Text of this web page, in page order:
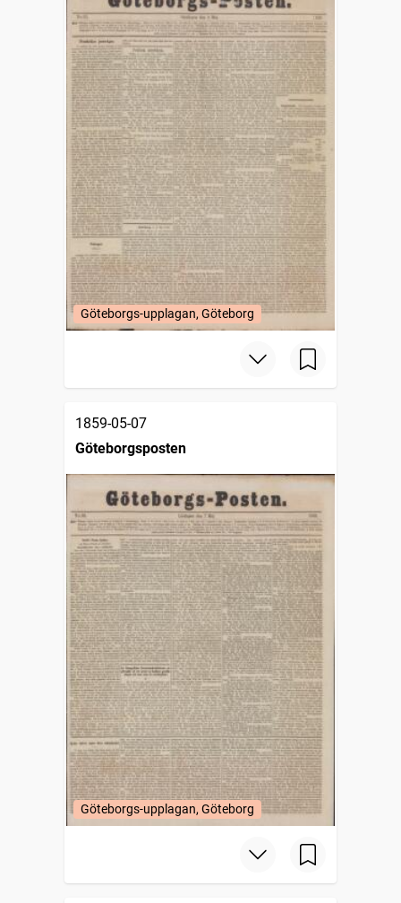
Göteborgs-upplagan, Göteborg
1859-05-07
Göteborgsposten
Göteborgs-upplagan, Göteborg